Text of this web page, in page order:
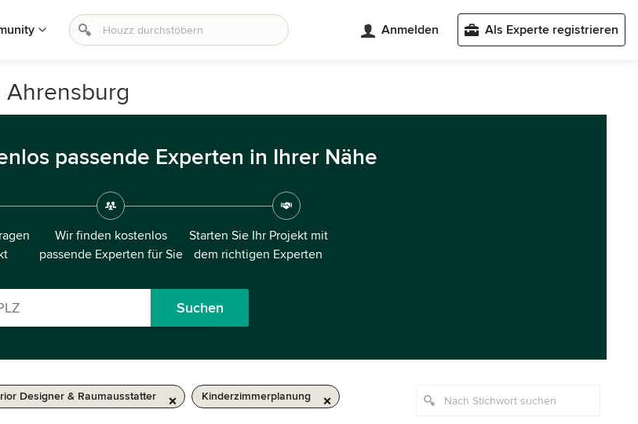
Anmelden Als Experte registrieren
passende Experten in Ihrer Nähe
Wir finden kostenlos
passende Experten für Sie
Starten Sie Ihr Projekt mit
dem richtigen Experten
Suchen
Designer & Raumausstatter Kinderzimmerplanung